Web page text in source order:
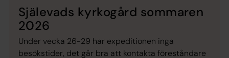
Själevads kyrkogård sommaren
2026
Under vecka 26-29 har expeditionen inga
besökstider, det går bra att kontakta föreståndare